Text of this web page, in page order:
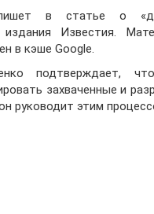
в статье о
издания Известия.
в кэше Google.
подтверждает, что
захваченные и
руководит этим